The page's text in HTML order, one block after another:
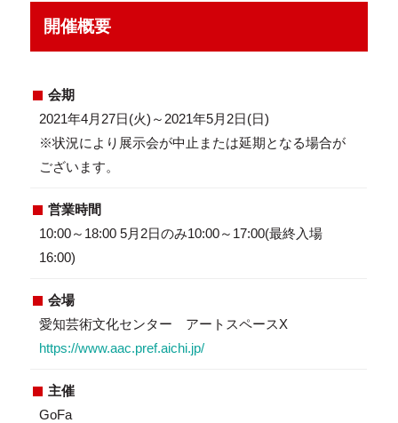
開催概要
会期
2021年4月27日(火)～2021年5月2日(日)
※状況により展示会が中止または延期となる場合が
ございます。
営業時間
10:00～18:00 5月2日のみ10:00～17:00(最終入場
16:00)
会場
愛知芸術文化センター アートスペースX
https://www.aac.pref.aichi.jp/
主催
GoFa